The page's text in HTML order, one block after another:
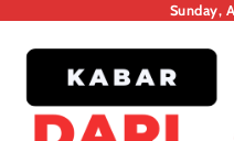
Sunday,